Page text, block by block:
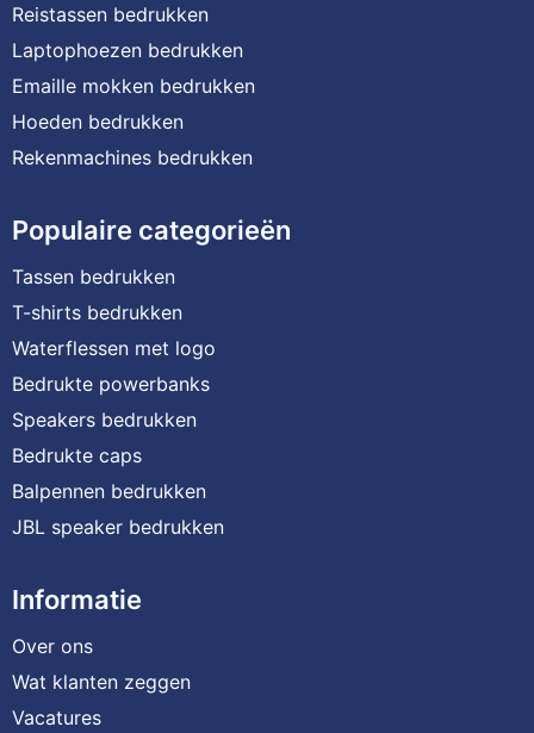
Reistassen bedrukken
Laptophoezen bedrukken
Emaille mokken bedrukken
Hoeden bedrukken
Rekenmachines bedrukken
Populaire categorieën
Tassen bedrukken
T-shirts bedrukken
Waterflessen met logo
Bedrukte powerbanks
Speakers bedrukken
Bedrukte caps
Balpennen bedrukken
JBL speaker bedrukken
Informatie
Over ons
Wat klanten zeggen
Vacatures